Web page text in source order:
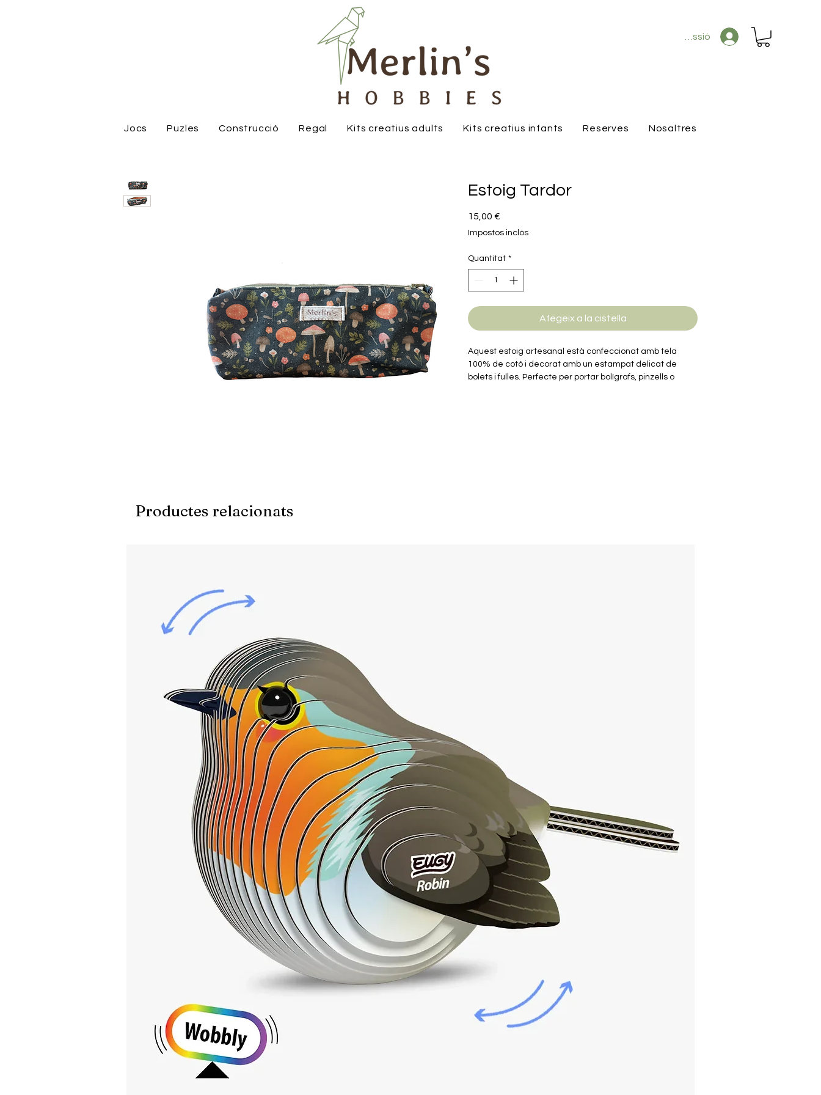
Inicia la sessió
Jocs Puzles Construcció Regal Kits creatius adults Kits creatius infants Reserves Nosaltres
Estoig Tardor
15,00 €
Impostos inclòs
Quantitat *
Afegeix a la cistella
Aquest estoig artesanal està confeccionat amb tela
100% de cotó i decorat amb un estampat delicat de
bolets i fulles. Perfecte per portar bolígrafs, pinzells o
Productes relacionats